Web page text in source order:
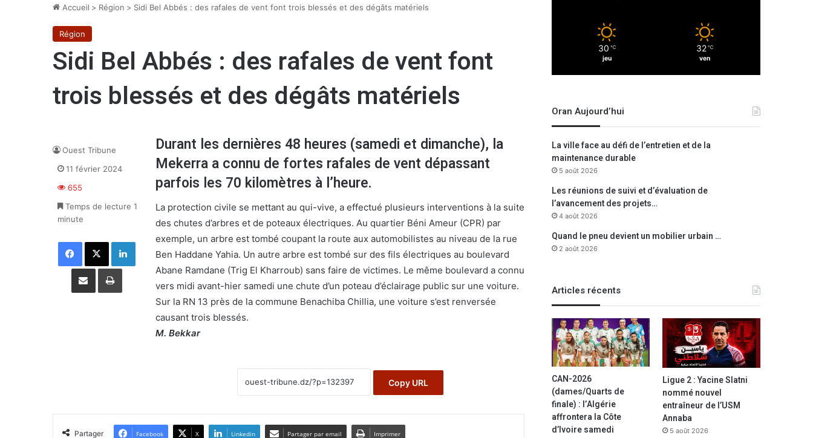
Accueil > Région > Sidi Bel Abbés : des rafales de vent font trois blessés et des dégâts matériels
Région
Sidi Bel Abbés : des rafales de vent font
trois blessés et des dégâts matériels
Durant les dernières 48 heures (samedi et dimanche), la
Mekerra a connu de fortes rafales de vent dépassant
parfois les 70 kilomètres à l’heure.
La protection civile se mettant au qui-vive, a effectué plusieurs interventions à la suite
des chutes d’arbres et de poteaux électriques. Au quartier Béni Ameur (CPR) par
exemple, un arbre est tombé coupant la route aux automobilistes au niveau de la rue
Ben Haddane Yahia. Un autre arbre est tombé sur des fils électriques au boulevard
Abane Ramdane (Trig El Kharroub) sans faire de victimes. Le même boulevard a connu
vers midi avant-hier samedi une chute d’un poteau d’éclairage public sur une voiture.
Sur la RN 13 près de la commune Benachiba Chillia, une voiture s’est renversée
causant trois blessés.
M. Bekkar
Copy URL
Ouest Tribune
11 février 2024
655
Temps de lecture 1
minute
Facebook X Linkedin
Partager par email Imprimer
Partager Facebook X Linkedin Partager par email Imprimer
30 ℃
jeu
32 ℃
ven
Oran Aujourd’hui
La ville face au défi de l’entretien et de la
maintenance durable
5 août 2026
Les réunions de suivi et d’évaluation de
l’avancement des projets…
4 août 2026
Quand le pneu devient un mobilier urbain …
2 août 2026
Articles récents
CAN-2026
(dames/Quarts de
finale) : l’Algérie
affrontera la Côte
d’Ivoire samedi
Ligue 2 : Yacine Slatni
nommé nouvel
entraîneur de l’USM
Annaba
5 août 2026